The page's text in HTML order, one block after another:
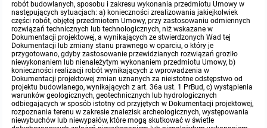
robót budowlanych, sposobu i zakresu wykonania przedmiotu Umowy w
następujących sytuacjach: a) konieczności zrealizowania jakiejkolwiek
części robót, objętej przedmiotem Umowy, przy zastosowaniu odmiennych
rozwiązań technicznych lub technologicznych, niż wskazane w
Dokumentacji projektowej, a wynikających ze stwierdzonych Wad tej
Dokumentacji lub zmiany stanu prawnego w oparciu, o który je
przygotowano, gdyby zastosowanie przewidzianych rozwiązań groziło
niewykonaniem lub nienależytym wykonaniem przedmiotu Umowy, b)
konieczności realizacji robót wynikających z wprowadzenia w
Dokumentacji projektowej zmian uznanych za nieistotne odstępstwo od
projektu budowlanego, wynikających z art. 36a ust. 1 PrBud, c) wystąpienia
warunków geologicznych, geotechnicznych lub hydrologicznych
odbiegających w sposób istotny od przyjętych w Dokumentacji projektowej,
rozpoznania terenu w zakresie znalezisk archeologicznych, występowania
niewybuchów lub niewypałów, które mogą skutkować w świetle